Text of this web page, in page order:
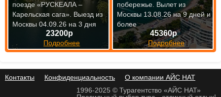
23200р
Подробнее
поезде «РУСКЕАЛА –
Карельская сага». Выезд из
Москвы 04.09.26 на 3 дня
45360р
Подробнее
побережье. Вылет из
Москвы 13.08.26 на 9 дней и
более
Контакты Конфиденциальность
О компании АЙС НАТ
1996-2025 © Турагентство «АЙС НАТ»